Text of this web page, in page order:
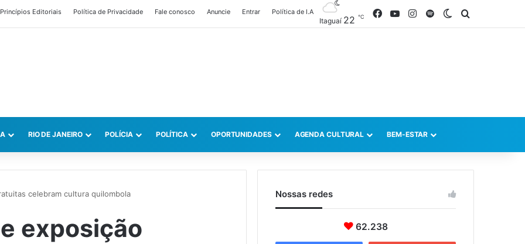
Princípios Editoriais Política de Privacidade Fale conosco Anuncie Entrar Política de I.A
Itaguaí 22 ℃ FacebookYouTubeInstagram
SpotifySwitch skin
RIO DE JANEIRO POLÍCIA POLÍTICA OPORTUNIDADES AGENDA CULTURAL BEM-ESTAR
celebram cultura quilombola
exposição
Nossas redes
62.238